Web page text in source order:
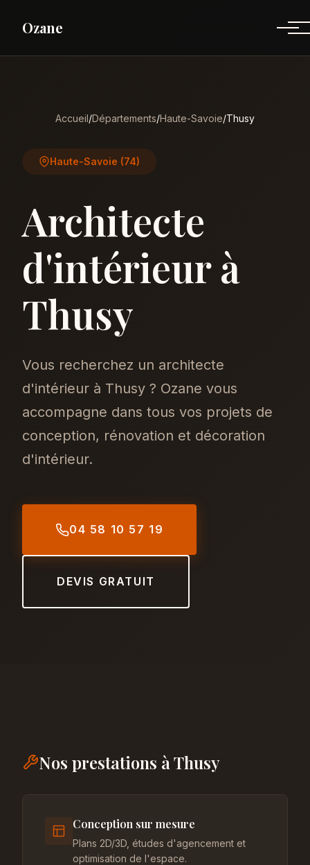
Ozane
Accueil/Départements/Haute-Savoie/Thusy
Haute-Savoie (74)
Architecte
d'intérieur à
Thusy
Vous recherchez un architecte
d'intérieur à Thusy ? Ozane vous
accompagne dans tous vos projets de
conception, rénovation et décoration
d'intérieur.
04 58 10 57 19
DEVIS GRATUIT
Nos prestations à Thusy
Conception sur mesure
Plans 2D/3D, études d'agencement et
optimisation de l'espace.